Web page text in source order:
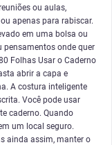
ou aulas,
apenas para rabiscar.
em uma bolsa ou
pensamentos onde quer
Folhas Usar o Caderno
abrir a capa e
A costura inteligente
Você pode usar
caderno. Quando
um local seguro.
ainda assim, manter o